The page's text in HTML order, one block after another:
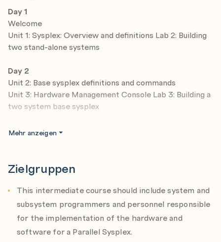
Sysplex
Implement the coupling facility key exploiters
Understand the different recovery scenarios
Day 1
Welcome
Unit 1: Sysplex: Overview and definitions Lab 2: Building
two stand-alone systems
Day 2
Unit 2: Base sysplex definitions and commands
Unit 3: Hardware Management Console Lab 3: Building a
two system base sysplex
Day 3
Lab 4: Base to Parallel Sysplex migration dynamically
Lab 5: Dynamically add a third CF to sysplex
Day 4
Lab 6: Implementation of CF exploiters
Day 5
Mehr anzeigen
Zielgruppen
This intermediate course should include system and
subsystem programmers and personnel responsible
for the implementation of the hardware and
software for a Parallel Sysplex.